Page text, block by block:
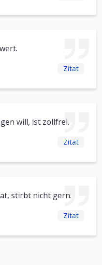
Zitat
will, ist zollfrei.
Zitat
stirbt nicht gern.
Zitat